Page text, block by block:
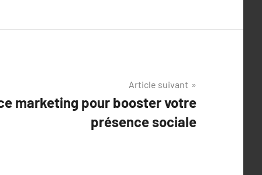
Article suivant
marketing pour booster votre
présence sociale